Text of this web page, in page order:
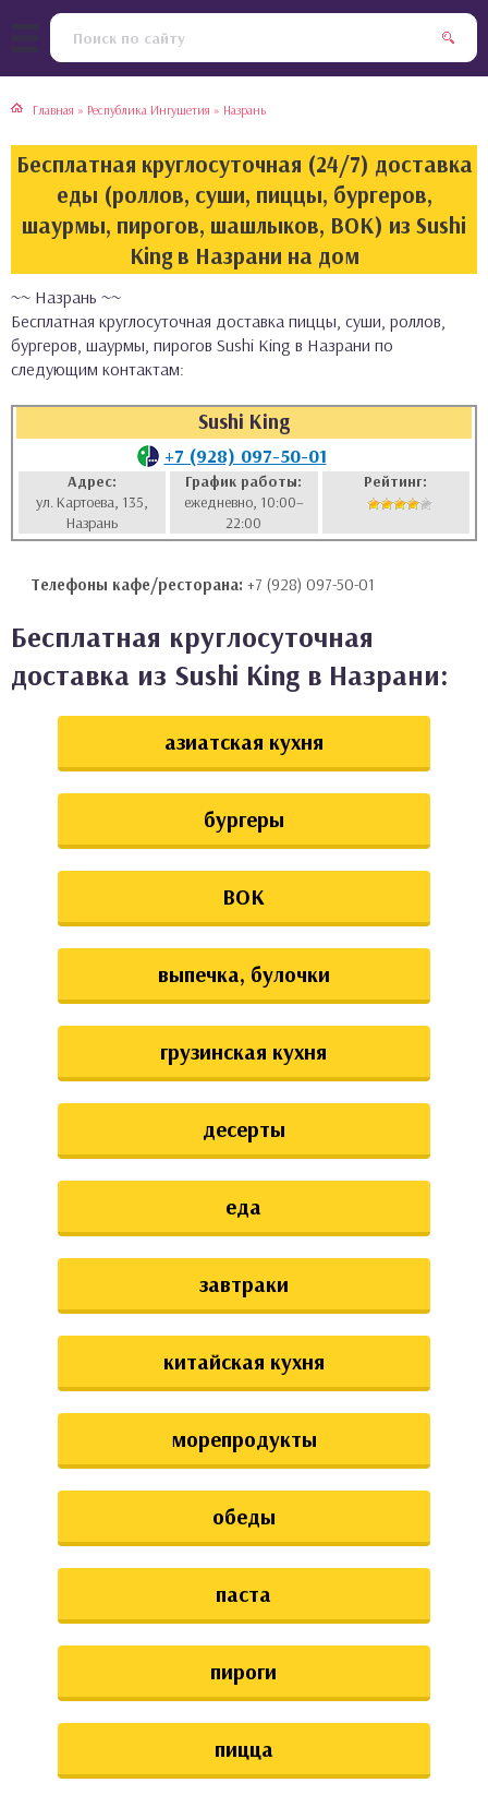
Главная » Республика Ингушетия » Назрань
Бесплатная круглосуточная (24/7) доставка
еды (роллов, суши, пиццы, бургеров,
шаурмы, пирогов, шашлыков, ВОК) из Sushi
King в Назрани на дом
~~ Назрань ~~
Бесплатная круглосуточная доставка пиццы, суши, роллов,
бургеров, шаурмы, пирогов Sushi King в Назрани по
следующим контактам:
Sushi King
+7 (928) 097-50-01
Адрес:
ул. Картоева, 135,
Назрань
График работы:
ежедневно, 10:00–
22:00
Рейтинг:
Телефоны кафе/ресторана: +7 (928) 097-50-01
Бесплатная круглосуточная
доставка из Sushi King в Назрани:
азиатская кухня
бургеры
ВОК
выпечка, булочки
грузинская кухня
десерты
еда
завтраки
китайская кухня
морепродукты
обеды
паста
пироги
пицца
кухня
кухня
кухня
кухня
булочки